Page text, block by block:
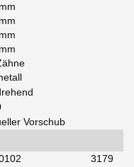
Vorschub
3179